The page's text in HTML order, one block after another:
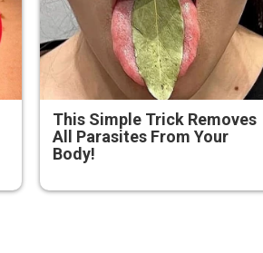
This Simple Trick Removes
All Parasites From Your
Body!